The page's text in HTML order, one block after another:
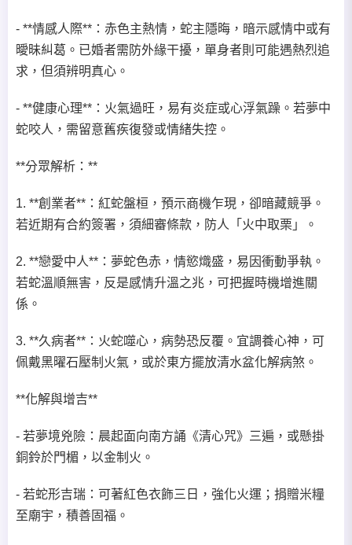
- **情感人際**：赤色主熱情，蛇主隱晦，暗示感情中或有
曖昧糾葛。已婚者需防外緣干擾，單身者則可能遇熱烈追
求，但須辨明真心。
- **健康心理**：火氣過旺，易有炎症或心浮氣躁。若夢中
蛇咬人，需留意舊疾復發或情緒失控。
**分眾解析：**
1. **創業者**：紅蛇盤桓，預示商機乍現，卻暗藏競爭。
若近期有合約簽署，須細審條款，防人「火中取栗」。
2. **戀愛中人**：夢蛇色赤，情慾熾盛，易因衝動爭執。
若蛇溫順無害，反是感情升溫之兆，可把握時機增進關
係。
3. **久病者**：火蛇噬心，病勢恐反覆。宜調養心神，可
佩戴黑曜石壓制火氣，或於東方擺放清水盆化解病煞。
**化解與增吉**
- 若夢境兇險：晨起面向南方誦《清心咒》三遍，或懸掛
銅鈴於門楣，以金制火。
- 若蛇形吉瑞：可著紅色衣飾三日，強化火運；捐贈米糧
至廟宇，積善固福。